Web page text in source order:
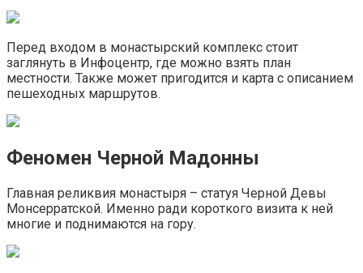
Перед входом в монастырский комплекс стоит
заглянуть в Инфоцентр, где можно взять план
местности. Также может пригодится и карта с описанием
пешеходных маршрутов.
Феномен Черной Мадонны
Главная реликвия монастыря – статуя Черной Девы
Монсерратской. Именно ради короткого визита к ней
многие и поднимаются на гору.